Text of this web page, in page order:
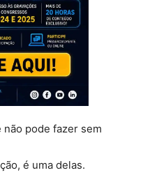
pode fazer sem
é uma delas.